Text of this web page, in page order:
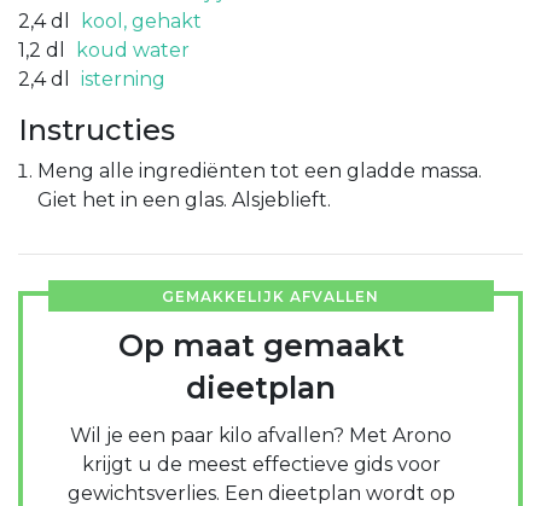
2,4 dl
kool, gehakt
1,2 dl
koud water
2,4 dl isterning
Instructies
Meng alle ingrediënten tot een gladde massa.
Giet het in een glas. Alsjeblieft.
GEMAKKELIJK AFVALLEN
Op maat gemaakt
dieetplan
Wil je een paar kilo afvallen? Met Arono
krijgt u de meest effectieve gids voor
gewichtsverlies. Een dieetplan wordt op